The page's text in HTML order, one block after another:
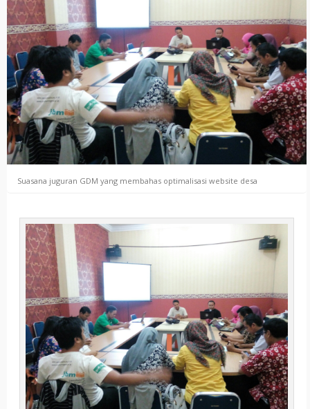
Suasana juguran GDM yang membahas optimalisasi website desa